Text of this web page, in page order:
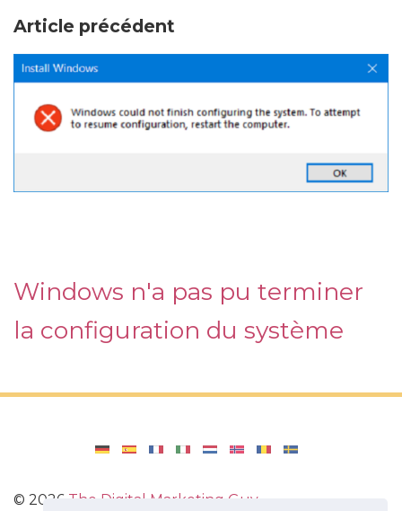
Article précédent
Windows n'a pas pu terminer
la configuration du système
© 2026 The Digital Marketing Guy